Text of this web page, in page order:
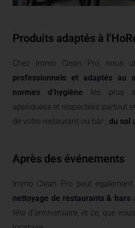
Produits adaptés à
Chez Immo Clean Pro, nous
professionnels et adaptés au
normes d’hygiène les plus
appliquées et respectées partout
de votre restaurant ou bar ; du sol
Après des événements
Immo Clean Pro peut
nettoyage de restaurants & bars
fête d’anniversaire, et ce, que